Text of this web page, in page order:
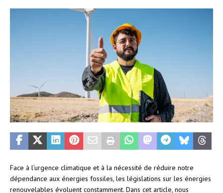
Face à l’urgence climatique et à la nécessité de réduire notre
dépendance aux énergies fossiles, les législations sur les énergies
renouvelables évoluent constamment. Dans cet article, nous